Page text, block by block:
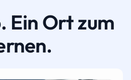
Ein Ort zum